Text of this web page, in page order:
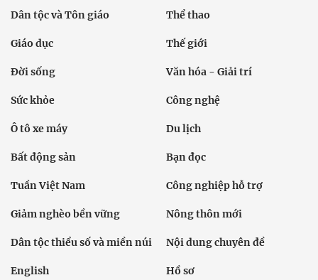
Dân tộc và Tôn giáo Thể thao
Giáo dục Thế giới
Đời sống Văn hóa - Giải trí
Sức khỏe Công nghệ
Ô tô xe máy Du lịch
Bất động sản Bạn đọc
Tuần Việt Nam Công nghiệp hỗ trợ
Giảm nghèo bền vững Nông thôn mới
Dân tộc thiểu số và miền núi Nội dung chuyên đề
English Hồ sơ